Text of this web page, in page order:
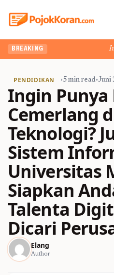
BREAKING
PENDIDIKAN •5 min read•Juni
Ingin Punya
Cemerlang
Teknologi?
Sistem
Universitas
Siapkan
Talenta
Dicari
Elang
Author